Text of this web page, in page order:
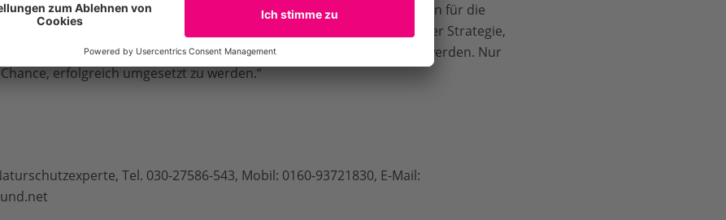
übernehmen und mindestens ein Prozent der Investitionen für die
Lebensräume zur Verfügung stellen. Und der eigentliche Topf der Strategie,
Vielfalt, muss auf mindestens 50 Mio. Euro pro Jahr erhöht werden. Nur
erfolgreich umgesetzt zu werden.“
Tel. 030-27586-543, Mobil: 0160-93721830, E-Mail: